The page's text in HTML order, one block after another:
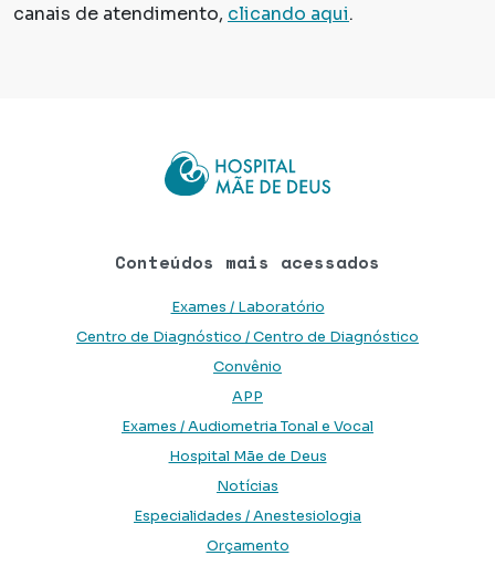
canais de atendimento, clicando aqui.
Conteúdos mais acessados
Exames / Laboratório
Centro de Diagnóstico / Centro de Diagnóstico
Convênio
APP
Exames / Audiometria Tonal e Vocal
Hospital Mãe de Deus
Notícias
Especialidades / Anestesiologia
Orçamento